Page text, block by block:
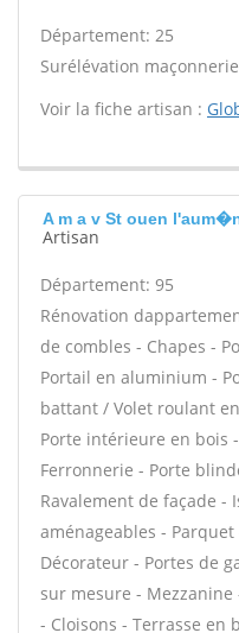
Département: 25
Surélévation
Voir la fiche artisan :
A m a v St ouen
Artisan
Département: 95
Rénovation
de combles - Chapes -
Portail en aluminium -
battant / Volet roulant
Porte intérieure en bois
Ferronnerie - Porte
Ravalement de façade -
aménageables -
Décorateur - Portes de
sur mesure -
- Cloisons - Terrasse en